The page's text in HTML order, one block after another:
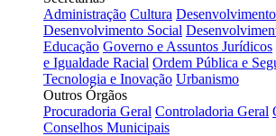
Administração Cultura
Desenvolvimento Social
Educação Governo e Assuntos Jurídicos
e Igualdade Racial Ordem Pública e
Tecnologia e Inovação Urbanismo
Outros Órgãos
Procuradoria Geral Controladoria Geral
Conselhos Municipais